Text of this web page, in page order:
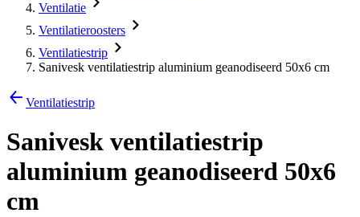
Ventilatie
Ventilatieroosters
Ventilatiestrip
Sanivesk ventilatiestrip aluminium geanodiseerd 50x6 cm
Ventilatiestrip
Sanivesk ventilatiestrip
aluminium geanodiseerd 50x6
cm